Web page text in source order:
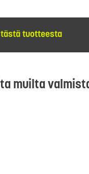
tuotteesta
muilta